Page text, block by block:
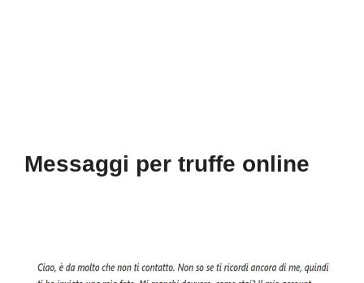
Messaggi per truffe online